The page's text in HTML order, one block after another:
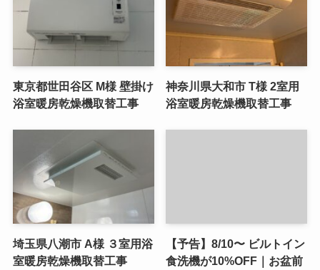
東京都世田谷区 M様 壁掛け
浴室暖房乾燥機取替工事
神奈川県大和市 T様 2室用
浴室暖房乾燥機取替工事
埼玉県八潮市 A様 ３室用浴
室暖房乾燥機取替工事
【予告】8/10〜 ビルトイン
食洗機が10%OFF｜お盆前